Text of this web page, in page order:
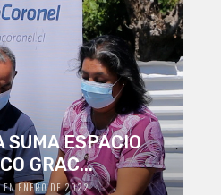
SUMA ESPACIO
GRAC...
EN ENERO DE 2022